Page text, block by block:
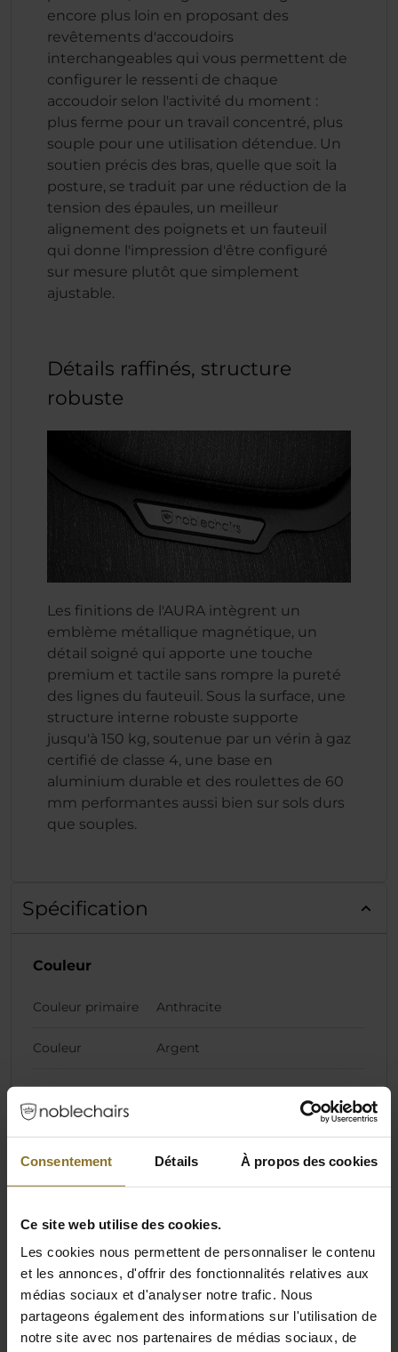
Consentement Détails À propos des cookies
Ce site web utilise des cookies.
Les cookies nous permettent de personnaliser le contenu
et les annonces, d'offrir des fonctionnalités relatives aux
médias sociaux et d'analyser notre trafic. Nous
partageons également des informations sur l'utilisation de
notre site avec nos partenaires de médias sociaux, de
encore plus loin en proposant des
revêtements d'accoudoirs
interchangeables qui vous permettent de
configurer le ressenti de chaque
accoudoir selon l'activité du moment :
plus ferme pour un travail concentré, plus
souple pour une utilisation détendue. Un
soutien précis des bras, quelle que soit la
posture, se traduit par une réduction de la
tension des épaules, un meilleur
alignement des poignets et un fauteuil
qui donne l'impression d'être configuré
sur mesure plutôt que simplement
ajustable.
Détails raffinés, structure
robuste
Les finitions de l'AURA intègrent un
emblème métallique magnétique, un
détail soigné qui apporte une touche
premium et tactile sans rompre la pureté
des lignes du fauteuil. Sous la surface, une
structure interne robuste supporte
jusqu'à 150 kg, soutenue par un vérin à gaz
certifié de classe 4, une base en
aluminium durable et des roulettes de 60
mm performantes aussi bien sur sols durs
que souples.
Spécification
Couleur
Couleur primaire Anthracite
Couleur Argent
Dimensions
Hauteur du
Largeur du
dossier
(dimension
32 cm